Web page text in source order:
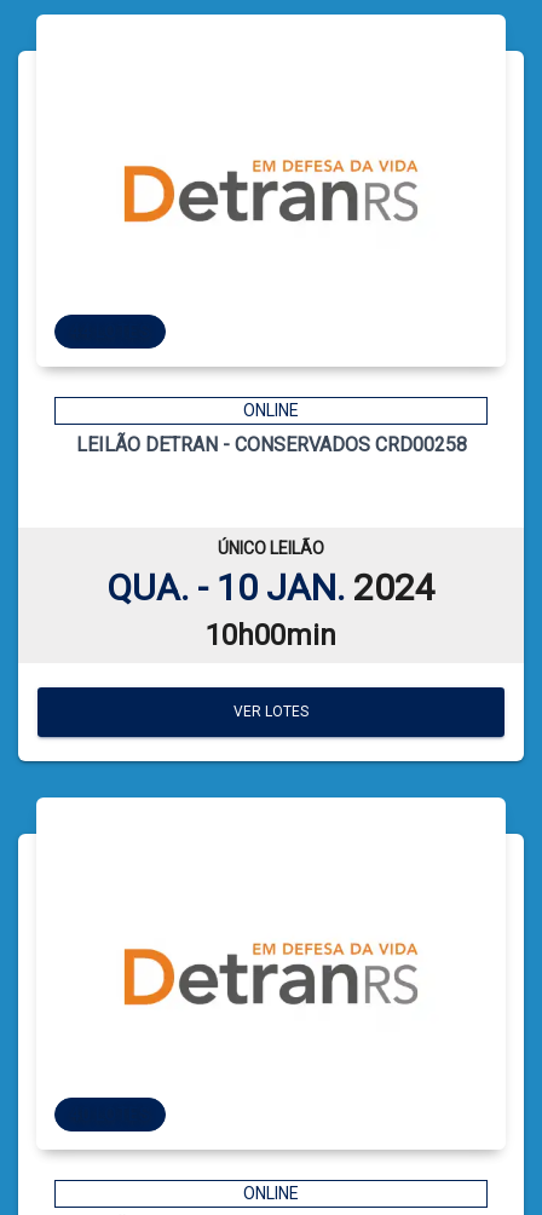
ONLINE
LEILÃO DETRAN - CONSERVADOS CRD00258
ÚNICO LEILÃO
QUA. - 10 JAN. 2024
10h00min
VER LOTES
CÓDIGO
1
VER PLANILHA DE LEILÃO
VER LOTES
ONLINE